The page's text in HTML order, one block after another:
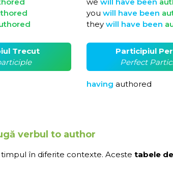
you will have been
they will have been
Trecut
Participiul
Perfect
having authored
verbul to author
în diferite contexte. Aceste tabele